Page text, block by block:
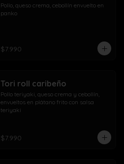
Pollo, queso crema, cebollín envuelto en
panko
$7.990
Tori roll caribeño
Pollo teriyaki, queso crema y cebollín,
envueltos en plátano frito con salsa
teriyaki
$7.990